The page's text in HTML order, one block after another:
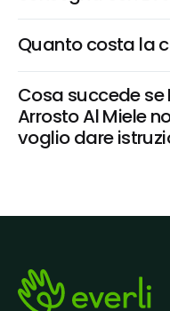
Quanto costa la
Cosa succede se
Arrosto Al Miele
voglio dare